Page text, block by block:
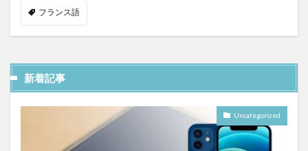
フランス語
新着記事
Uncategorized